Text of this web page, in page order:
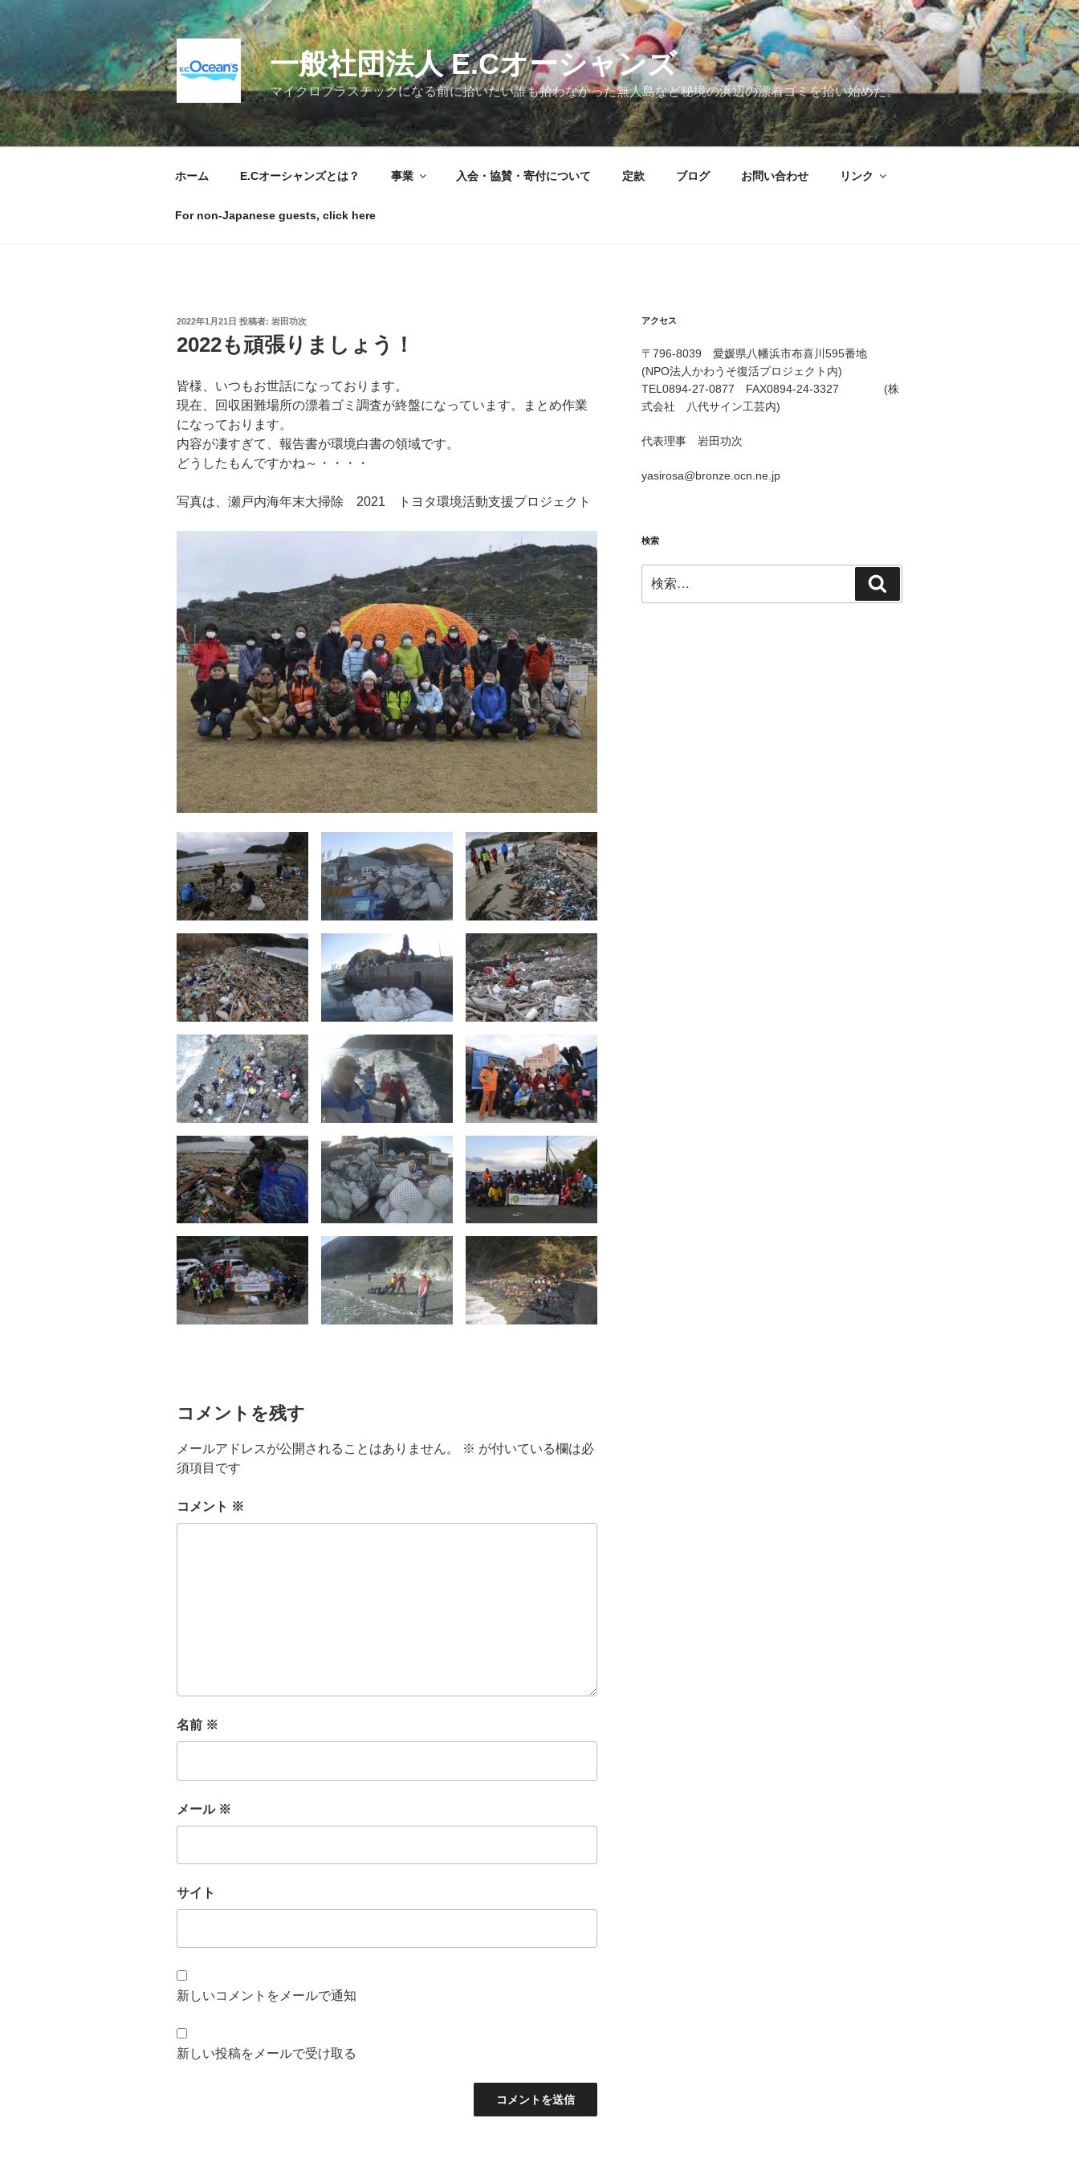
ツ
へ
ス
キ
一般社団法人 E.Cオーシャンズ
マイクロプラスチックになる前に拾いたい誰も拾わなかった無人島など秘境の浜辺の漂着ゴミを拾い始めた。
ホーム E.Cオーシャンズとは？ 事業 入会・協賛・寄付について 定款 ブログ お問い合わせ リンク
For non-Japanese guests, click here
投
日:
2022年1月21日 投稿者: 岩田功次
2022も頑張りましょう！
皆様、いつもお世話になっております。
現在、回収困難場所の漂着ゴミ調査が終盤になっています。まとめ作業
になっております。
内容が凄すぎて、報告書が環境白書の領域です。
どうしたもんですかね～・・・・
写真は、瀬戸内海年末大掃除 2021 トヨタ環境活動支援プロジェクト
コメントを残す
メールアドレスが公開されることはありません。 ※ が付いている欄は必
須項目です
コメント ※
名前 ※
メール ※
サイト
新しいコメントをメールで通知
新しい投稿をメールで受け取る
アクセス
〒796-8039 愛媛県八幡浜市布喜川595番地
(NPO法人かわうそ復活プロジェクト内)
TEL0894-27-0877 FAX0894-24-3327 (株
式会社 八代サイン工芸内)
代表理事 岩田功次
yasirosa@bronze.ocn.ne.jp
検索
索:
索